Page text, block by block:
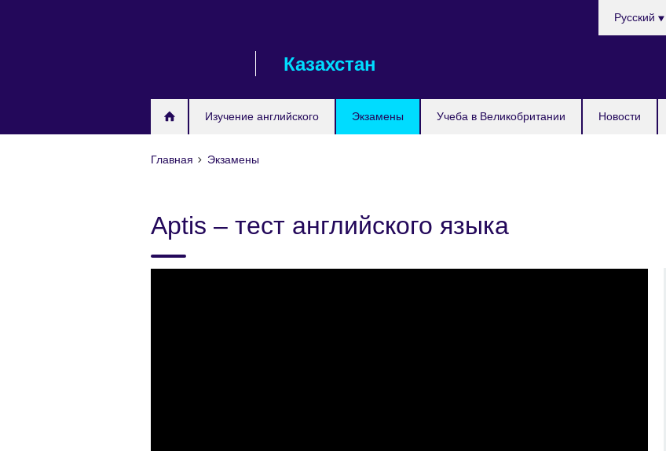
Казахстан
Изучение английского Экзамены Учеба в Великобритании Новости
язык
Русский
Главная Экзамены
Aptis – тест английского языка